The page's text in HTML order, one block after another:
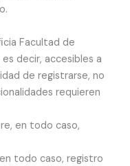
Facultad de
decir, accesibles a
de registrarse, no
requieren
en todo caso,
todo caso, registro